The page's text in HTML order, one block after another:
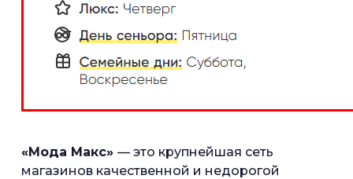
«Мода Макс» — это крупнейшая сеть
магазинов качественной и недорогой